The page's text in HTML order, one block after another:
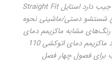
نحوه بسته‌شدن زیپ و دکمه جیب دارد استایل Straight Fit
شستشو دستی/ماشینی نحوه
مشابه ماکزیمم دمای
شستشو 30 درجه سانتی‌گراد ماکزیمم دمای اتوکشی 110
برای فصول چهار فصل